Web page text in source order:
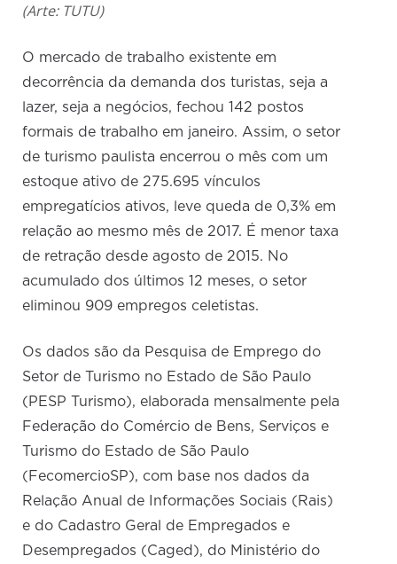
(Arte: TUTU)
O mercado de trabalho existente em
decorrência da demanda dos turistas, seja a
lazer, seja a negócios, fechou 142 postos
formais de trabalho em janeiro. Assim, o setor
de turismo paulista encerrou o mês com um
estoque ativo de 275.695 vínculos
empregatícios ativos, leve queda de 0,3% em
relação ao mesmo mês de 2017. É menor taxa
de retração desde agosto de 2015. No
acumulado dos últimos 12 meses, o setor
eliminou 909 empregos celetistas.
Os dados são da Pesquisa de Emprego do
Setor de Turismo no Estado de São Paulo
(PESP Turismo), elaborada mensalmente pela
Federação do Comércio de Bens, Serviços e
Turismo do Estado de São Paulo
(FecomercioSP), com base nos dados da
Relação Anual de Informações Sociais (Rais)
e do Cadastro Geral de Empregados e
Desempregados (Caged), do Ministério do